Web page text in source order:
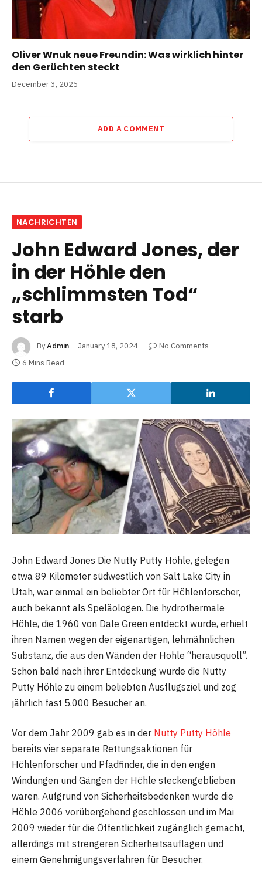
Oliver Wnuk neue Freundin: Was wirklich hinter
den Gerüchten steckt
December 3, 2025
ADD A COMMENT
NACHRICHTEN
John Edward Jones, der
in der Höhle den
„schlimmsten Tod“
starb
ByAdmin January 18, 2024
No Comments
6 Mins Read
John Edward Jones Die Nutty Putty Höhle, gelegen
etwa 89 Kilometer südwestlich von Salt Lake City in
Utah, war einmal ein beliebter Ort für Höhlenforscher,
auch bekannt als Speläologen. Die hydrothermale
Höhle, die 1960 von Dale Green entdeckt wurde, erhielt
ihren Namen wegen der eigenartigen, lehmähnlichen
Substanz, die aus den Wänden der Höhle “herausquoll”.
Schon bald nach ihrer Entdeckung wurde die Nutty
Putty Höhle zu einem beliebten Ausflugsziel und zog
jährlich fast 5.000 Besucher an.
Vor dem Jahr 2009 gab es in der Nutty Putty Höhle
bereits vier separate Rettungsaktionen für
Höhlenforscher und Pfadfinder, die in den engen
Windungen und Gängen der Höhle steckengeblieben
waren. Aufgrund von Sicherheitsbedenken wurde die
Höhle 2006 vorübergehend geschlossen und im Mai
2009 wieder für die Öffentlichkeit zugänglich gemacht,
allerdings mit strengeren Sicherheitsauflagen und
einem Genehmigungsverfahren für Besucher.